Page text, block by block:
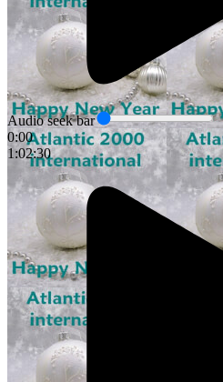
Audio seek bar
0:00
1:02:30